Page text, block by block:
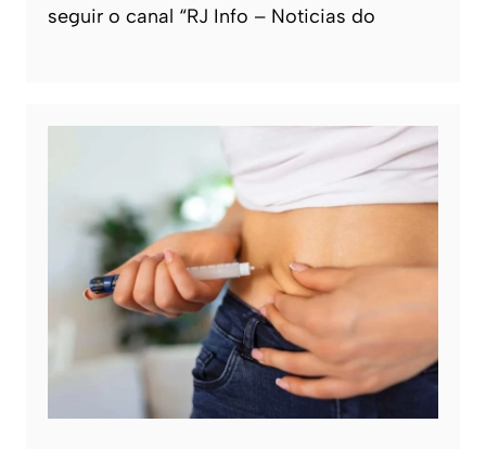
seguir o canal “RJ Info – Noticias do